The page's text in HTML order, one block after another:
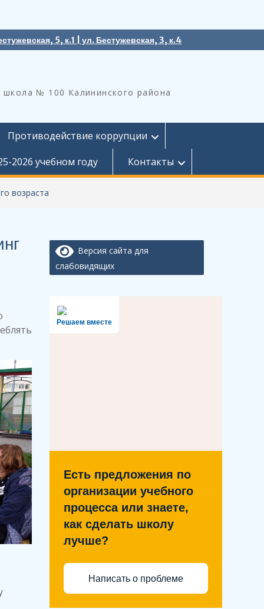
5, к.1 | ул. Бестужевская, 3, к.4
№ 100 Калининского района
Противодействие коррупции
2026 учебном году
Контакты
возраста
Версия сайта для
слабовидящих
Решаем вместе
Есть предложения по
организации учебного
процесса или знаете,
как сделать школу
лучше?
Написать о проблеме